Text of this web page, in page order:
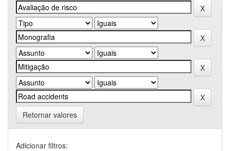
Retornar valores
Adicionar filtros: